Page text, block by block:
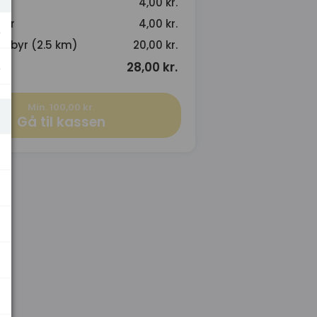
4,00 kr.
(2.5 km)
20,00 kr.
28,00 kr.
Min. 100,00 kr.
Gå til kassen